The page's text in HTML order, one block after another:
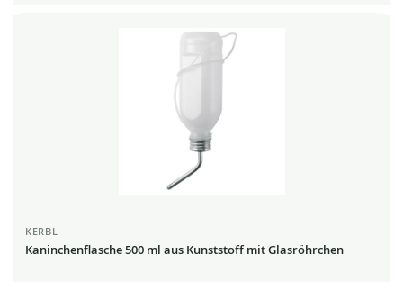
KERBL
Kaninchenflasche 500 ml aus Kunststoff mit Glasröhrchen